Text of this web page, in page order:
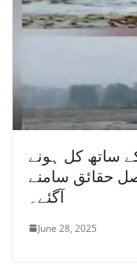
ساتھ کل ہونے
حقائق سامنے
آگئے۔
June 28, 2025